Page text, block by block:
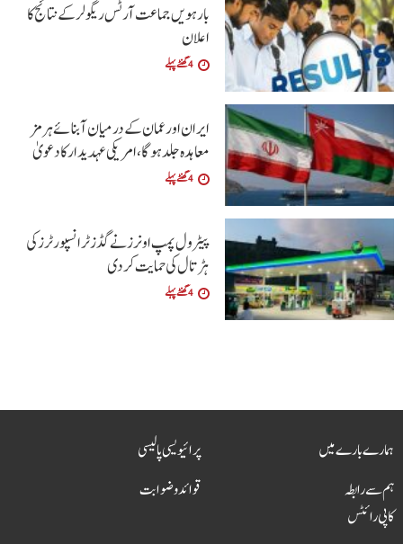
بارہویں جماعت آرٹس ریگولر کے نتائج کا
اعلان
4 گھنٹے پہلے
ایران اور عمان کے درمیان آبنائے ہرمز
معاہدہ جلد ہوگا،امریکی عہدیدار کا دعویٰ
4 گھنٹے پہلے
پیٹرول پمپ اونرز نے گڈز ٹرانسپورٹرز کی
ہڑتال کی حمایت کردی
4 گھنٹے پہلے
ہمارے بارے میں
ہم سے رابطہ
پرائیویسی پالیسی
قوائد و ضوابت
کاپی رائٹس